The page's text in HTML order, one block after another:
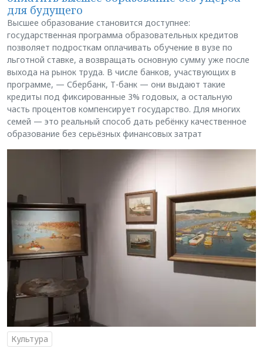
для будущего
Высшее образование становится доступнее:
государственная программа образовательных кредитов
позволяет подросткам оплачивать обучение в вузе по
льготной ставке, а возвращать основную сумму уже после
выхода на рынок труда. В числе банков, участвующих в
программе, — Сбербанк, Т-банк — они выдают такие
кредиты под фиксированные 3% годовых, а остальную
часть процентов компенсирует государство. Для многих
семей — это реальный способ дать ребёнку качественное
образование без серьёзных финансовых затрат
Культура